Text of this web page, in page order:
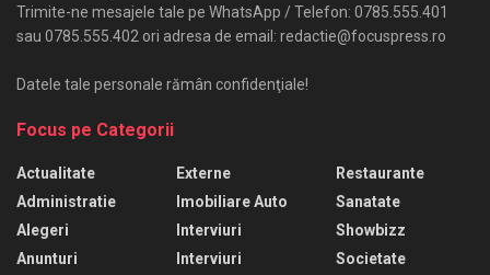
Trimite-ne mesajele tale pe WhatsApp / Telefon: 0785.555.401
sau 0785.555.402 ori adresa de email: redactie@focuspress.ro
Datele tale personale rămân confidenţiale!
Focus pe Categorii
Actualitate
Administratie
Alegeri
Anunturi
Externe
Imobiliare Auto
Interviuri
Interviuri
Restaurante
Sanatate
Showbizz
Societate